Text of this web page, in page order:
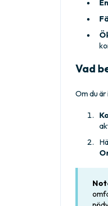
Vad
Om du